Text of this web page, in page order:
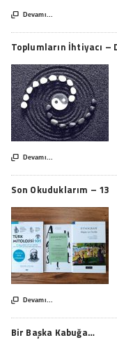
 Devamı...
Toplumların İhtiyacı –
 Devamı...
Son Okuduklarım – 13
 Devamı...
Bir Başka Kabuğa…